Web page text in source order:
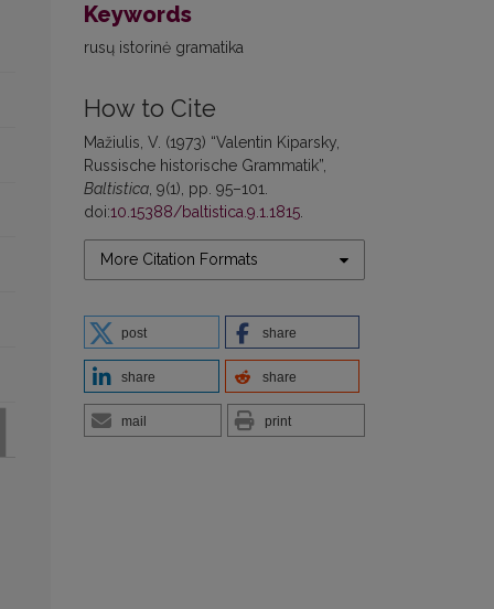
Keywords
rusų istorinė gramatika
How to Cite
Mažiulis, V. (1973) “Valentin Kiparsky,
Russische historische Grammatik”,
Baltistica , 9(1), pp. 95–101.
doi:10.15388/baltistica.9.1.1815
More Citation Formats
post share
share share
mail print